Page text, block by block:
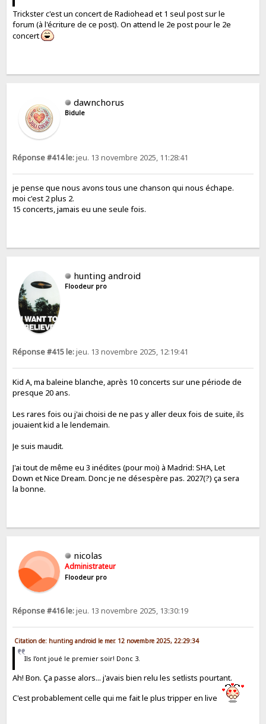
Trickster c'est un concert de Radiohead et 1 seul post sur le
forum (à l'écriture de ce post). On attend le 2e post pour le 2e
concert
dawnchorus
Bidule
Réponse #414 le:jeu. 13 novembre 2025, 11:28:41
je pense que nous avons tous une chanson qui nous échape.
moi c'est 2 plus 2.
15 concerts, jamais eu une seule fois.
hunting android
Floodeur pro
Réponse #415 le:jeu. 13 novembre 2025, 12:19:41
Kid A, ma baleine blanche, après 10 concerts sur une période de
presque 20 ans.
Les rares fois ou j'ai choisi de ne pas y aller deux fois de suite, ils
jouaient kid a le lendemain.
Je suis maudit.
J'ai tout de même eu 3 inédites (pour moi) à Madrid: SHA, Let
Down et Nice Dream. Donc je ne désespère pas. 2027(?) ça sera
la bonne.
nicolas
Administrateur
Floodeur pro
Réponse #416 le:jeu. 13 novembre 2025, 13:30:19
Citation de: hunting android le mer. 12 novembre 2025, 22:29:34
Ils l’ont joué le premier soir! Donc 3.
Ah! Bon. Ça passe alors... j'avais bien relu les setlists pourtant.
C'est probablement celle qui me fait le plus tripper en live